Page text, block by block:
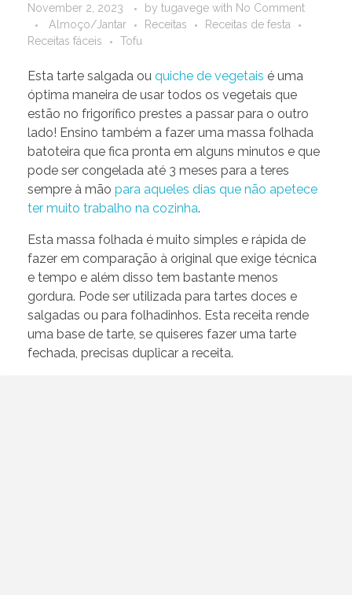
November 2, 2023 by tugavege with No Comment
Almoço/Jantar
Receitas
Receitas de festa
Receitas fáceis
Tofu
Esta tarte salgada ou quiche de vegetais é uma
óptima maneira de usar todos os vegetais que
estão no frigorífico prestes a passar para o outro
lado! Ensino também a fazer uma massa folhada
batoteira que fica pronta em alguns minutos e que
pode ser congelada até 3 meses para a teres
sempre à mão para aqueles dias que não apetece
ter muito trabalho na cozinha.
Esta massa folhada é muito simples e rápida de
fazer em comparação à original que exige técnica
e tempo e além disso tem bastante menos
gordura. Pode ser utilizada para tartes doces e
salgadas ou para folhadinhos. Esta receita rende
uma base de tarte, se quiseres fazer uma tarte
fechada, precisas duplicar a receita.